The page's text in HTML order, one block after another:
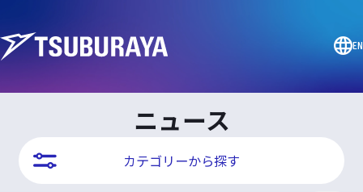
EN
ニュース
カテゴリーから探す